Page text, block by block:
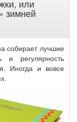
или
зимней
собирает лучшие
и регулярность
Иногда и вовсе